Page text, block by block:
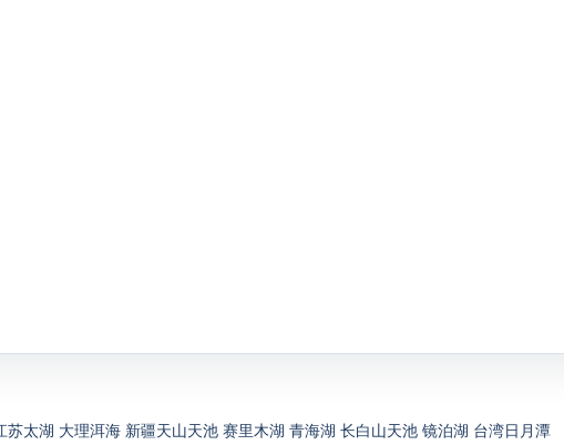
苏太湖 大理洱海 新疆天山天池 赛里木湖 青海湖 长白山天池 镜泊湖 台湾日月潭